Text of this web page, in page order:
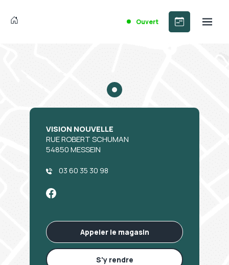
Ouvert
VISION NOUVELLE
RUE ROBERT SCHUMAN
54850 MESSEIN
03 60 35 30 98
Appeler le magasin
S'y rendre